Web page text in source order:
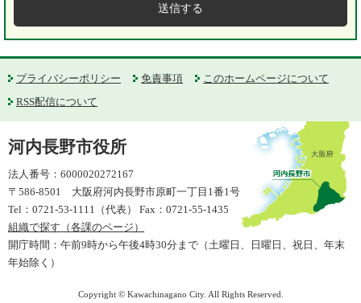
プライバシーポリシー 免責事項
このホームページについて
RSS配信について
河内長野市役所
法人番号：6000020272167
〒586-8501 大阪府河内長野市原町一丁目1番1号
Tel：0721-53-1111（代表） Fax：0721-55-1435
組織で探す（各課のページ）
開庁時間：午前9時から午後4時30分まで（土曜日、日曜日、祝日、年末
年始除く）
Copyright © Kawachinagano City. All Rights Reserved.